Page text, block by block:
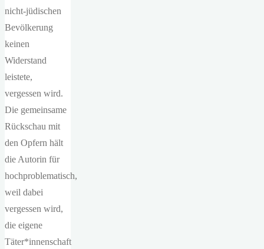
nicht-jüdischen
Bevölkerung
keinen
Widerstand
leistete,
vergessen wird.
Die gemeinsame
Rückschau mit
den Opfern hält
die Autorin für
hochproblematisch,
weil dabei
vergessen wird,
die eigene
Täter*innenschaft